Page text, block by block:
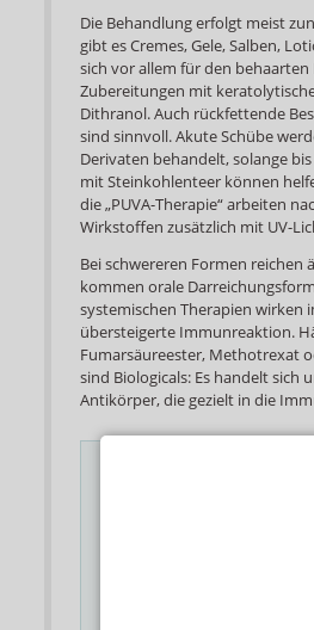
Die Behandlung erfolgt meist
gibt es Cremes, Gele, Salben,
sich vor allem für den behaarten
Zubereitungen mit
Dithranol. Auch rückfettende
sind sinnvoll. Akute Schübe
Derivaten behandelt, solange
mit Steinkohlenteer können
die „PUVA-Therapie“ arbeiten
Wirkstoffen zusätzlich mit UV-
Bei schwereren Formen reichen
kommen orale
systemischen Therapien wirken
übersteigerte Immunreaktion.
Fumarsäureester, Methotrexat
sind Biologicals: Es handelt
Antikörper, die gezielt in die
Das Wichtigste des